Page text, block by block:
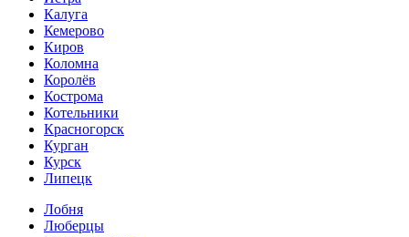
Калуга
Кемерово
Киров
Коломна
Королёв
Кострома
Котельники
Красногорск
Курган
Курск
Липецк
Лобня
Люберцы